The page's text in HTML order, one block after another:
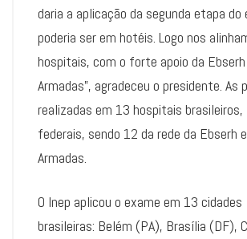
daria a aplicação da segunda etapa do
poderia ser em hotéis. Logo nos
hospitais, com o forte apoio da
Armadas”, agradeceu o presidente. As
realizadas em 13 hospitais
federais, sendo 12 da rede da Ebserh
Armadas.
O Inep aplicou o exame em 13 cidades
brasileiras: Belém (PA), Brasília (DF),